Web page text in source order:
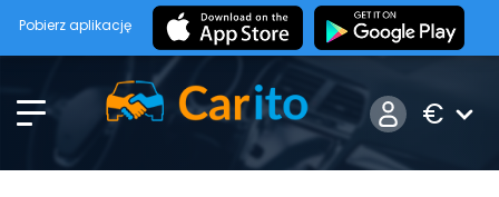
Pobierz aplikację
€